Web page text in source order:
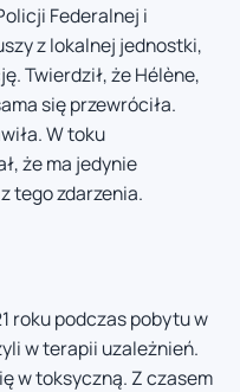
Federalnej i
z lokalnej jednostki,
Twierdził, że Hélène,
się przewróciła.
W toku
że ma jedynie
tego zdarzenia.
roku podczas pobytu w
w terapii uzależnień.
w toksyczną. Z czasem